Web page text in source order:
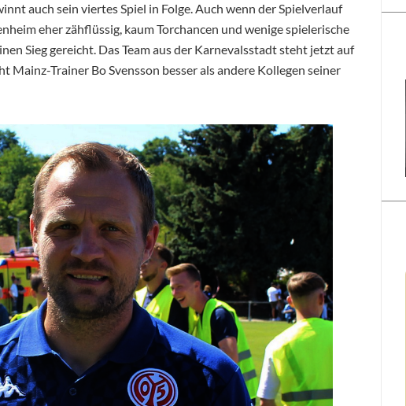
auch sein viertes Spiel in Folge. Auch wenn der Spielverlauf
eher zähflüssig, kaum Torchancen und wenige spielerische
Sieg gereicht. Das Team aus der Karnevalsstadt steht jetzt auf
Mainz-Trainer Bo Svensson besser als andere Kollegen seiner